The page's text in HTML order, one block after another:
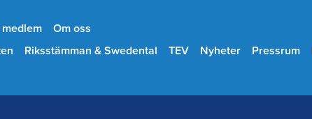
medlem
Om oss
Riksstämman & Swedental TEV Nyheter Pressrum